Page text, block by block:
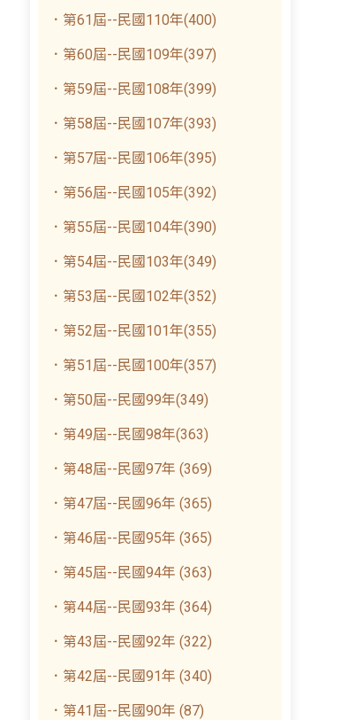
．第61屆--民國110年(400)
．第60屆--民國109年(397)
．第59屆--民國108年(399)
．第58屆--民國107年(393)
．第57屆--民國106年(395)
．第56屆--民國105年(392)
．第55屆--民國104年(390)
．第54屆--民國103年(349)
．第53屆--民國102年(352)
．第52屆--民國101年(355)
．第51屆--民國100年(357)
．第50屆--民國99年(349)
．第49屆--民國98年(363)
．第48屆--民國97年 (369)
．第47屆--民國96年 (365)
．第46屆--民國95年 (365)
．第45屆--民國94年 (363)
．第44屆--民國93年 (364)
．第43屆--民國92年 (322)
．第42屆--民國91年 (340)
．第41屆--民國90年 (87)